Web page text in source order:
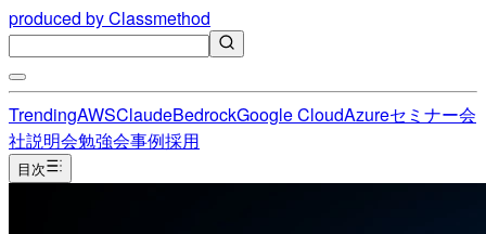
produced by Classmethod
TrendingAWSClaudeBedrockGoogle CloudAzureセミナー会
社説明会勉強会事例採用
目次